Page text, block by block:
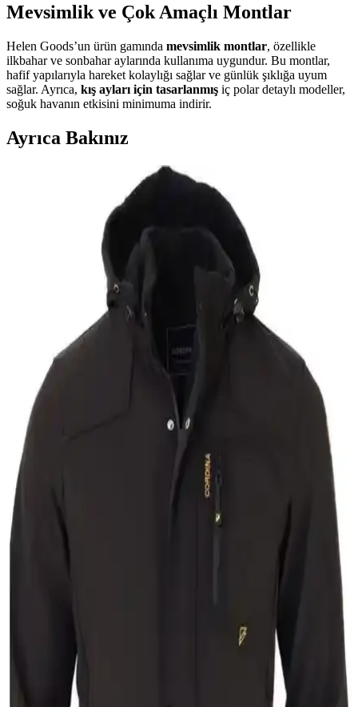
Mevsimlik ve Çok Amaçlı Montlar
Helen Goods’un ürün gamında mevsimlik montlar, özellikle
ilkbahar ve sonbahar aylarında kullanıma uygundur. Bu montlar,
hafif yapılarıyla hareket kolaylığı sağlar ve günlük şıklığa uyum
sağlar. Ayrıca, kış ayları için tasarlanmış iç polar detaylı modeller,
soğuk havanın etkisini minimuma indirir.
Ayrıca Bakınız
Helen Goods Erkek Mont Seçenekleri: Şıklık ve
Fonksiyonellik Bir Arada
Helen Goods erkek montları, su ve rüzgar geçirmez özellikleriyle
dayanıklılık ve şıklığı bir arada sunar. Çok çeşitli modeller ve renk
seçenekleriyle, günlük ve outdoor kullanım için ideal çözümler
Erkek Siyah Şişme Montlar: Modern ve
Fonksiyonel Kış Giyim Seçenekleri
Siyah şişme montlar, sıcak tutma ve şıklığı bir arada sunar. Farklı
modelleri ve kombin önerileriyle, her erkeğin gardırobunda
bulunması gereken pratik ve şık kış giyim parçasıdır.
Erkek Kaşmir Mont: Şıklık ve Konforun En İyi
Seçenekleri
Yüksek kaliteli kaşmir montlar, şıklık ve konforu bir arada sunar.
Doğal kumaş özellikleri, dayanıklılığı ve stil detaylarıyla erkek
gardırobunun vazgeçilmezi olur.
Erkekler İçin Anorak Montlar: Fonksiyonellik ve
Şıklık Bir Arada Güncel Trendler
Erkek anorak montlar, su ve rüzgar geçirmez özellikleriyle şehir ve
doğa aktivitelerinde ideal, dayanıklı ve şık seçenekler sunar. Güncel
İxir Nakış Armalı Mevsimlik Erkek Mont ve Ceket
Lacivert Modern ve Dayanıklı Tasarım
Modern tasarımı ve su itici özelliğiyle öne çıkan İxir nakış armalı
erkek montu, hafifliği ve dayanıklılığıyla her mevsim rahatlık sağlar.